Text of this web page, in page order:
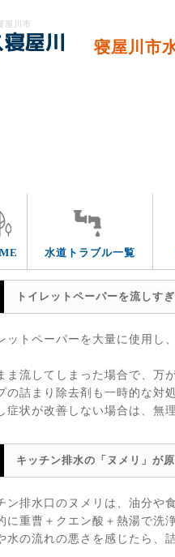
屋川市
寝屋川市
水道トラブル一覧
トイレットペーパーを流しす
ットペーパーを大量に使用
ま流してしまった場合で、万
の詰まり除去剤も一時的な対
症状が改善しない場合は、無
キッチン排水の「ヌメリ」が
ン排水口のヌメリは、油分や
に重曹＋クエン酸＋熱湯で洗
水の流れの悪さを感じたら、